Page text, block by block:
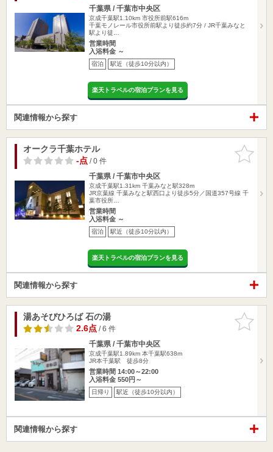
千葉県 / 千葉市中央区
京成千葉駅1.10km 市役所前駅616m
千葉モノレール市役所前駅より徒歩約7分 / JR千葉みなと
駅より徒…
営業時間
入浴料金 ～
宿泊 駅近（徒歩10分以内）
楽天トラベルの宿泊プランを見る
関連情報から探す
お気に入
りに追加
オークラ千葉ホテル
-点/ 0 件
千葉県 / 千葉市中央区
京成千葉駅1.31km 千葉みなと駅328m
JR京葉線 千葉みなと駅西口より徒歩5分／国道357号線 千
葉市役所…
営業時間
入浴料金 ～
宿泊 駅近（徒歩10分以内）
楽天トラベルの宿泊プランを見る
関連情報から探す
お気に入
りに追加
湯あそびひろば 石の湯
2.6点/ 6 件
千葉県 / 千葉市中央区
京成千葉駅1.89km 本千葉駅638m
JR本千葉駅 徒歩8分
営業時間 14:00～22:00
入浴料金 550円～
日帰り 駅近（徒歩10分以内）
関連情報から探す